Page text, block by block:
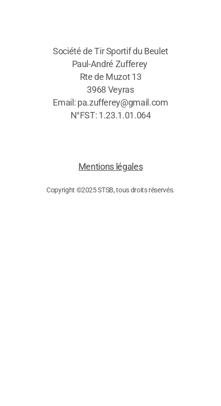
Société de Tir Sportif du Beulet
Paul-André Zufferey
Rte de Muzot 13
3968 Veyras
Email: pa.zufferey@gmail.com
N°FST: 1.23.1.01.064
Mentions légales
Copyright ©2025 STSB, tous droits réservés.